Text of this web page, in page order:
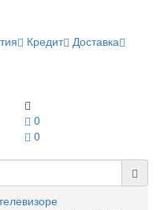
Кредит Доставка
0
0